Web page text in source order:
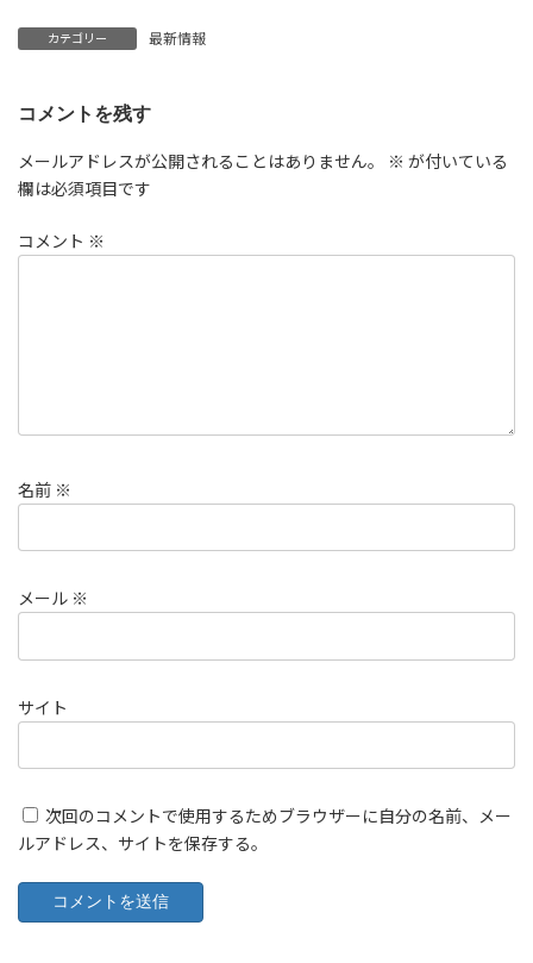
カテゴリー 最新情報
コメントを残す
メールアドレスが公開されることはありません。 ※ が付いている
欄は必須項目です
コメント ※
名前 ※
メール ※
サイト
次回のコメントで使用するためブラウザーに自分の名前、メー
ルアドレス、サイトを保存する。